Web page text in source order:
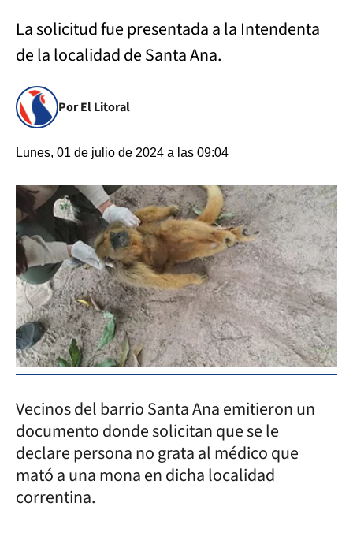
La solicitud fue presentada a la Intendenta
de la localidad de Santa Ana.
Por El Litoral
Lunes, 01 de julio de 2024 a las 09:04
Vecinos del barrio Santa Ana emitieron un
documento donde solicitan que se le
declare persona no grata al médico que
mató a una mona en dicha localidad
correntina.